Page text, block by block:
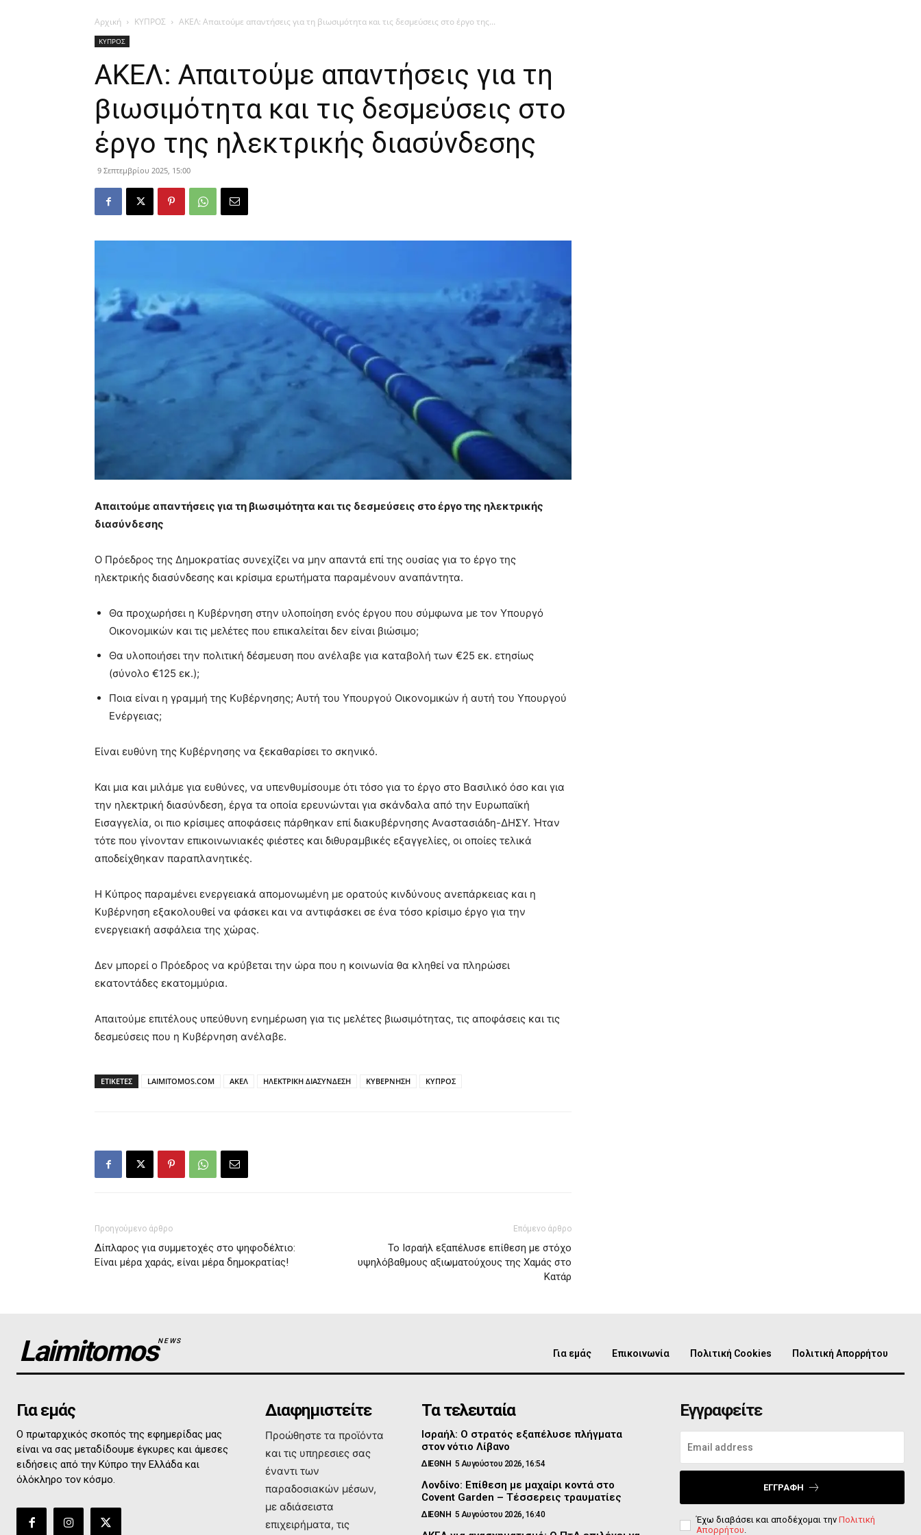
Αρχική ΚΥΠΡΟΣ ΑΚΕΛ: Απαιτούμε απαντήσεις για τη βιωσιμότητα και τις δεσμεύσεις στο έργο της...
ΚΥΠΡΟΣ
ΑΚΕΛ: Απαιτούμε απαντήσεις για τη
βιωσιμότητα και τις δεσμεύσεις στο
έργο της ηλεκτρικής διασύνδεσης
9 Σεπτεμβρίου 2025, 15:00
Απαιτούμε απαντήσεις για τη βιωσιμότητα και τις δεσμεύσεις στο έργο της ηλεκτρικής
διασύνδεσης
Ο Πρόεδρος της Δημοκρατίας συνεχίζει να μην απαντά επί της ουσίας για το έργο της
ηλεκτρικής διασύνδεσης και κρίσιμα ερωτήματα παραμένουν αναπάντητα.
Θα προχωρήσει η Κυβέρνηση στην υλοποίηση ενός έργου που σύμφωνα με τον Υπουργό
Οικονομικών και τις μελέτες που επικαλείται δεν είναι βιώσιμο;
Θα υλοποιήσει την πολιτική δέσμευση που ανέλαβε για καταβολή των €25 εκ. ετησίως
(σύνολο €125 εκ.);
Ποια είναι η γραμμή της Κυβέρνησης; Αυτή του Υπουργού Οικονομικών ή αυτή του Υπουργού
Ενέργειας;
Είναι ευθύνη της Κυβέρνησης να ξεκαθαρίσει το σκηνικό.
Και μια και μιλάμε για ευθύνες, να υπενθυμίσουμε ότι τόσο για το έργο στο Βασιλικό όσο και για
την ηλεκτρική διασύνδεση, έργα τα οποία ερευνώνται για σκάνδαλα από την Ευρωπαϊκή
Εισαγγελία, οι πιο κρίσιμες αποφάσεις πάρθηκαν επί διακυβέρνησης Αναστασιάδη-ΔΗΣΥ. Ήταν
τότε που γίνονταν επικοινωνιακές φιέστες και διθυραμβικές εξαγγελίες, οι οποίες τελικά
αποδείχθηκαν παραπλανητικές.
Η Κύπρος παραμένει ενεργειακά απομονωμένη με ορατούς κινδύνους ανεπάρκειας και η
Κυβέρνηση εξακολουθεί να φάσκει και να αντιφάσκει σε ένα τόσο κρίσιμο έργο για την
ενεργειακή ασφάλεια της χώρας.
Δεν μπορεί ο Πρόεδρος να κρύβεται την ώρα που η κοινωνία θα κληθεί να πληρώσει
εκατοντάδες εκατομμύρια.
Απαιτούμε επιτέλους υπεύθυνη ενημέρωση για τις μελέτες βιωσιμότητας, τις αποφάσεις και τις
δεσμεύσεις που η Κυβέρνηση ανέλαβε.
ΕΤΙΚΕΤΕΣ LAIMITOMOS.COM ΑΚΕΛ ΗΛΕΚΤΡΙΚΗ ΔΙΑΣΥΝΔΕΣΗ ΚΥΒΕΡΝΗΣΗ ΚΥΠΡΟΣ
Προηγούμενο άρθρο
Δίπλαρος για συμμετοχές στο ψηφοδέλτιο:
Είναι μέρα χαράς, είναι μέρα δημοκρατίας!
Επόμενο άρθρο
Το Ισραήλ εξαπέλυσε επίθεση με στόχο
υψηλόβαθμους αξιωματούχους της Χαμάς στο
Κατάρ
LaimitomosNEWS
Για εμάς Επικοινωνία Πολιτική Cookies Πολιτική Απορρήτου
Για εμάς
Ο πρωταρχικός σκοπός της εφημερίδας μας
είναι να σας μεταδίδουμε έγκυρες και άμεσες
ειδήσεις από την Κύπρο την Ελλάδα και
όλόκληρο τον κόσμο.
Διαφημιστείτε
Προώθηστε τα προϊόντα
και τις υπηρεσιες σας
έναντι των
παραδοσιακών μέσων,
με αδιάσειστα
επιχειρήματα, τις
Τα τελευταία
Ισραήλ: Ο στρατός εξαπέλυσε πλήγματα
στον νότιο Λίβανο
ΔΙΕΘΝΗ 5 Αυγούστου 2026, 16:54
Λονδίνο: Επίθεση με μαχαίρι κοντά στο
Covent Garden – Τέσσερεις τραυματίες
ΔΙΕΘΝΗ 5 Αυγούστου 2026, 16:40
Εγγραφείτε
ΕΓΓΡΑΦΉ
Έχω διαβάσει και αποδέχομαι την Πολιτική
Απορρήτου.